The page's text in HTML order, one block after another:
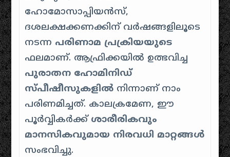
ഹോമോസാപ്പിയൻസ്,
ദശലക്ഷക്കണക്കിന് വർഷങ്ങളിലൂടെ
നടന്ന പരിണാമ പ്രക്രിയയുടെ
ഫലമാണ്. ആഫ്രിക്കയിൽ ഉത്ഭവിച്ച
പുരാതന ഹോമിനിഡ്
സ്പീഷീസുകളിൽ നിന്നാണ് നാം
പരിണമിച്ചത്. കാലക്രമേണ, ഈ
പൂർവ്വികർക്ക് ശാരീരികവും
മാനസികവുമായ നിരവധി മാറ്റങ്ങൾ
സംഭവിച്ചു.